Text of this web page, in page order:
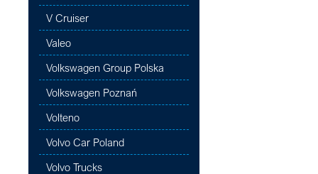
V Cruiser
Valeo
Volkswagen Group Polska
Volkswagen Poznań
Volteno
Volvo Car Poland
Volvo Trucks